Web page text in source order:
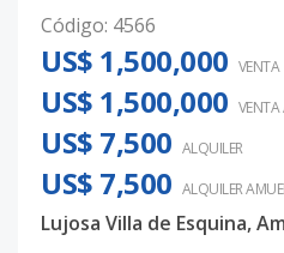
Código: 4566
US$ 1,500,000 VENTA
US$ 1,500,000
US$ 7,500 ALQUILER
US$ 7,500 ALQUILER